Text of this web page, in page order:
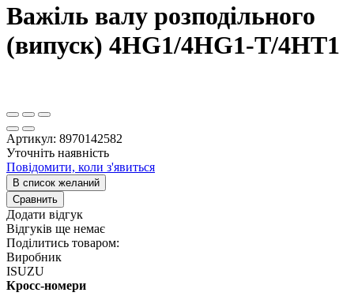
Важіль валу розподільного
(випуск) 4HG1/4HG1-T/4HT1
Артикул: 8970142582
Уточніть наявність
Повідомити, коли з'явиться
В список желаний
Сравнить
Додати відгук
Відгуків ще немає
Поділитись товаром:
Виробник
ISUZU
Кросс-номери